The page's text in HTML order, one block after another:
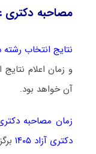
مصاحبه دکتری
نتایج انتخاب رشته
آن خواهد بود.
زمان مصاحبه دکتری
دکتری آزاد ۱۴۰۵